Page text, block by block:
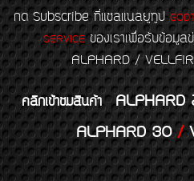
กด Subscribe ที่แชลแนลยูทูป
SERVICEของเราเพื่อรับข้อมูล
ALPHARD /
คลิกเข้าชมสินค้า ALPHARD
ALPHARD 30/